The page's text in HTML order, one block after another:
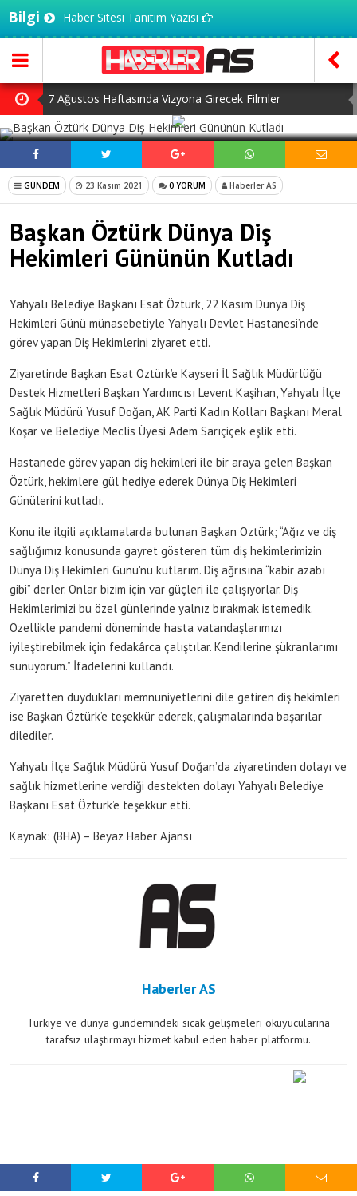
Bilgi Haber Sitesi Tanıtım Yazısı
7 Ağustos Haftasında Vizyona Girecek Filmler
Mürsel Ferhat Sağlam Tek Rumeli Tv’de Marka Atölyesi
Programına Konuk Oldu
Dijitalleşme Ebelik Hizmetlerini Dönüştürüyor
İnsanlar Saç Ekimi İçin Neden Türkiye’ye Geliyor?
Kilo Vermek mi, Yağ Vermek mi? Aynı Şey Sanıyoruz Ama
Değil!
SOSYAL MEDYADA PAYLAŞ
GÜNDEM 23 Kasım 2021 0 YORUM Haberler AS
Başkan Öztürk Dünya Diş
Hekimleri Gününün Kutladı
Yahyalı Belediye Başkanı Esat Öztürk, 22 Kasım Dünya Diş
Hekimleri Günü münasebetiyle Yahyalı Devlet Hastanesi’nde
görev yapan Diş Hekimlerini ziyaret etti.
Ziyaretinde Başkan Esat Öztürk’e Kayseri İl Sağlık Müdürlüğü
Destek Hizmetleri Başkan Yardımcısı Levent Kaşihan, Yahyalı İlçe
Sağlık Müdürü Yusuf Doğan, AK Parti Kadın Kolları Başkanı Meral
Koşar ve Belediye Meclis Üyesi Adem Sarıçiçek eşlik etti.
Hastanede görev yapan diş hekimleri ile bir araya gelen Başkan
Öztürk, hekimlere gül hediye ederek Dünya Diş Hekimleri
Günülerini kutladı.
Konu ile ilgili açıklamalarda bulunan Başkan Öztürk; “Ağız ve diş
sağlığımız konusunda gayret gösteren tüm diş hekimlerimizin
Dünya Diş Hekimleri Günü'nü kutlarım. Diş ağrısına “kabir azabı
gibi” derler. Onlar bizim için var güçleri ile çalışıyorlar. Diş
Hekimlerimizi bu özel günlerinde yalnız bırakmak istemedik.
Özellikle pandemi döneminde hasta vatandaşlarımızı
iyileştirebilmek için fedakârca çalıştılar. Kendilerine şükranlarımı
sunuyorum.” İfadelerini kullandı.
Ziyaretten duydukları memnuniyetlerini dile getiren diş hekimleri
ise Başkan Öztürk’e teşekkür ederek, çalışmalarında başarılar
dilediler.
Yahyalı İlçe Sağlık Müdürü Yusuf Doğan’da ziyaretinden dolayı ve
sağlık hizmetlerine verdiği destekten dolayı Yahyalı Belediye
Başkanı Esat Öztürk’e teşekkür etti.
Kaynak: (BHA) – Beyaz Haber Ajansı
Haberler AS
Türkiye ve dünya gündemindeki sıcak gelişmeleri okuyucularına
tarafsız ulaştırmayı hizmet kabul eden haber platformu.